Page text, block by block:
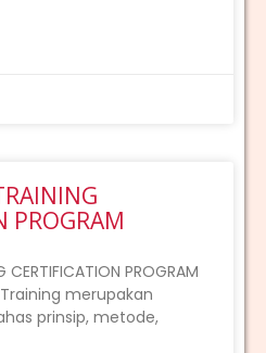
PROGRAM
CERTIFICATION PROGRAM
merupakan
prinsip, metode,